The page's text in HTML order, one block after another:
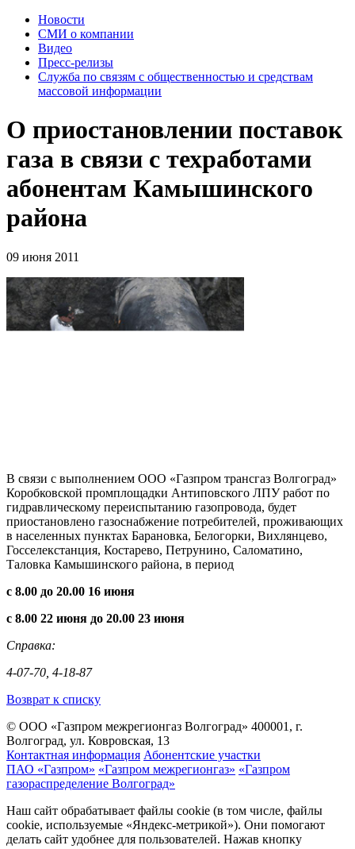
Новости
СМИ о компании
Видео
Пресс-релизы
Служба по связям с общественностью и средствам
массовой информации
О приостановлении поставок
газа в связи с техработами
абонентам Камышинского
района
09 июня 2011
В связи с выполнением ООО «Газпром трансгаз Волгоград»
Коробковской промплощадки Антиповского ЛПУ работ по
гидравлическому переиспытанию газопровода, будет
приостановлено газоснабжение потребителей, проживающих
в населенных пунктах Барановка, Белогорки, Вихлянцево,
Госселекстанция, Костарево, Петрунино, Саломатино,
Таловка Камышинского района, в период
с 8.00 до 20.00 16 июня
с 8.00 22 июня до 20.00 23 июня
Справка:
4-07-70, 4-18-87
Возврат к списку
© ООО «Газпром межрегионгаз Волгоград» 400001, г.
Волгоград, ул. Ковровская, 13
Контактная информация Абонентские участки
ПАО «Газпром» «Газпром межрегионгаз» «Газпром
газораспределение Волгоград»
Наш сайт обрабатывает файлы cookie (в том числе, файлы
cookie, используемые «Яндекс-метрикой»). Они помогают
делать сайт удобнее для пользователей. Нажав кнопку